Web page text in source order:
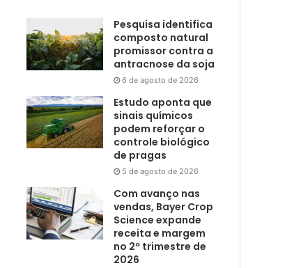
Pesquisa identifica
composto natural
promissor contra a
antracnose da soja
6 de agosto de 2026
Estudo aponta que
sinais químicos
podem reforçar o
controle biológico
de pragas
5 de agosto de 2026
Com avanço nas
vendas, Bayer Crop
Science expande
receita e margem
no 2º trimestre de
2026